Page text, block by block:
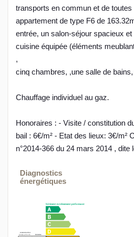
transports en commun et de
appartement de type F6 de
entrée, un salon-séjour spacieux
cuisine équipée (éléments
,
cinq chambres, ,une salle de
Chauffage individuel au gaz.
Honoraires : - Visite / constitution
bail : 6€/m² - Etat des lieux: 3€/m²
n°2014-366 du 24 mars 2014 , dite
Diagnostics
énergétiques